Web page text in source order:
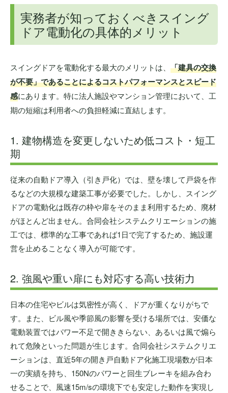
実務者が知っておくべきスイング
ドア電動化の具体的メリット
スイングドアを電動化する最大のメリットは、 「建具の交換
が不要」であることによるコストパフォーマンスとスピード
感にあります。特に法人施設やマンション管理において、工
期の短縮は利用者への負担軽減に直結します。
1. 建物構造を変更しないため低コスト・短工
期
従来の自動ドア導入（引き戸化）では、壁を壊して戸袋を作
るなどの大規模な建築工事が必要でした。しかし、スイング
ドアの電動化は既存の枠や扉をそのまま利用するため、廃材
がほとんど出ません。合同会社システムクリエーションの施
工では、標準的な工事であれば1日で完了するため、施設運
営を止めることなく導入が可能です。
2. 強風や重い扉にも対応する高い技術力
日本の住宅やビルは気密性が高く、ドアが重くなりがちで
す。また、ビル風や季節風の影響を受ける場所では、安価な
電動装置ではパワー不足で開ききらない、あるいは風で煽ら
れて危険といった問題が生じます。合同会社システムクリエ
ーションは、直近5年の開き戸自動ドア化施工現場数が日本
一の実績を持ち、150Nのパワーと回生ブレーキを組み合わ
せることで、風速15m/sの環境下でも安定した動作を実現し